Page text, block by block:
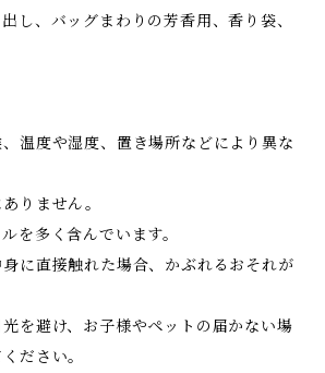
し、バッグまわりの芳香用、香り袋、
、温度や湿度、置き場所などにより異な
りません。
を多く含んでいます。
身に直接触れた場合、かぶれるおそれが
光を避け、お子様やペットの届かない場
ださい。